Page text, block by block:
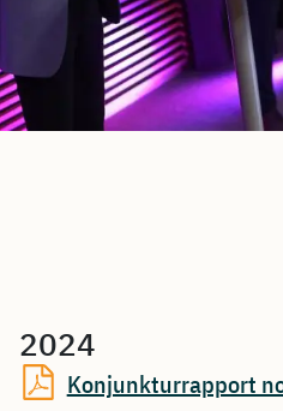
2024
Konjunkturrapport